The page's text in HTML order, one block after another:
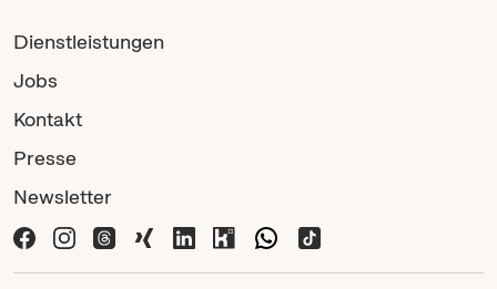
Dienstleistungen
Jobs
Kontakt
Presse
Newsletter